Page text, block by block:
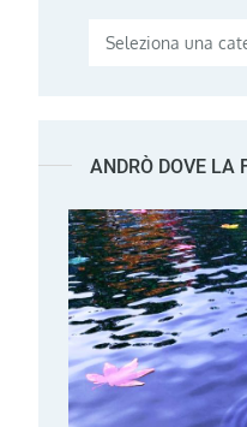
Categorie
ANDRÒ DOVE LA